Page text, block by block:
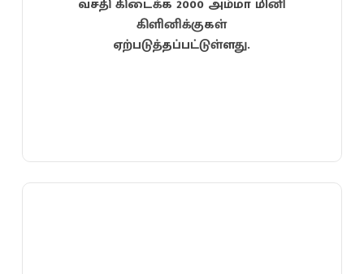
வசதி கிடைக்க 2000 அம்மா மினி
கிளினிக்குகள்
ஏற்படுத்தப்பட்டுள்ளது.